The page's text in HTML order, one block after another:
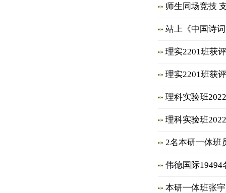
师生同场竞技
站上《中国诗
理实2201班获
理实2201班获
理科实验班
理科实验班
2名本研一体班
伟德国际19494
本研一体班张